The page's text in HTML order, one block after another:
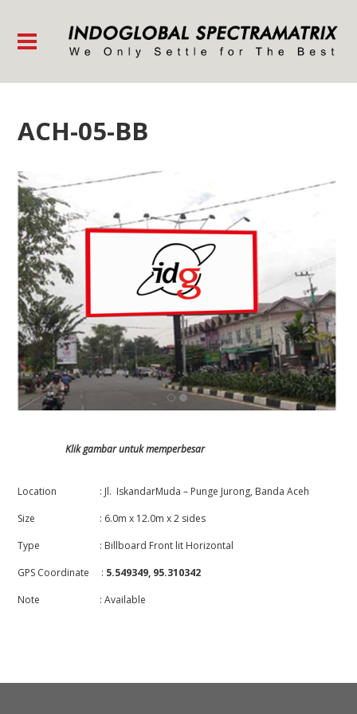
ACH-05-BB
Klik gambar untuk memperbesar
Location : Jl. IskandarMuda – Punge Jurong, Banda Aceh
Size : 6.0m x 12.0m x 2 sides
Type : Billboard Front lit Horizontal
GPS Coordinate : 5.549349, 95.310342
Note : Available